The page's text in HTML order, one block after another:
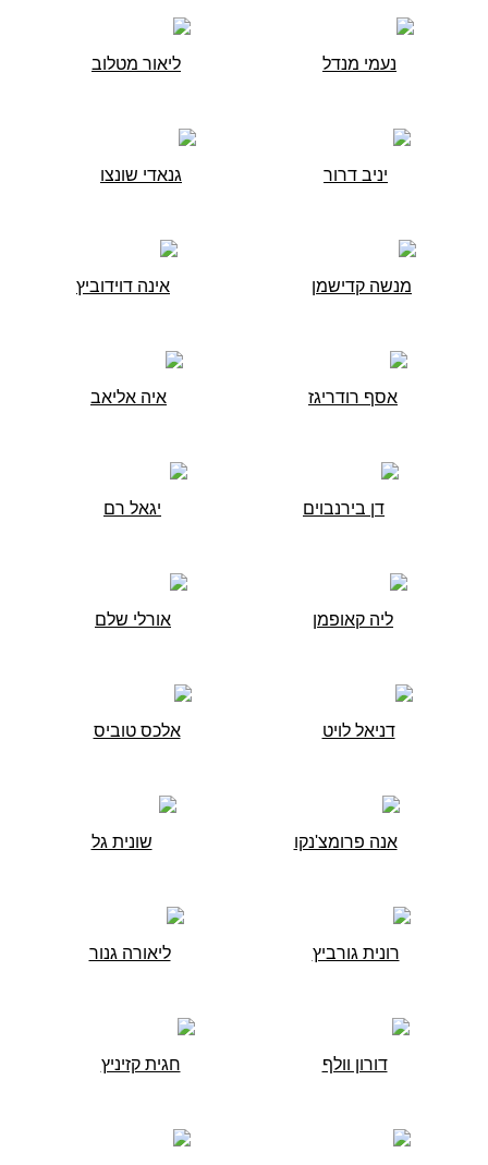
נעמי מנדל ליאור מטלוב
יניב דרור גנאדי שונצו
מנשה קדישמן אינה דוידוביץ
אסף רודריגז איה אליאב
דן בירנבוים יגאל רם
ליה קאופמן אורלי שלם
דניאל לויט אלכס טוביס
אנה פרומצ'נקו שונית גל
רונית גורביץ ליאורה גנור
דורון וולף חגית קזיניץ